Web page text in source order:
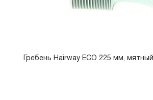
Гребень Hairway ECO 225 мм, мятный